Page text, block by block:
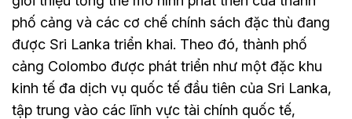
phố cảng và các cơ chế chính sách đặc thù đang
được Sri Lanka triển khai. Theo đó, thành phố
cảng Colombo được phát triển như một đặc khu
kinh tế đa dịch vụ quốc tế đầu tiên của Sri Lanka,
tập trung vào các lĩnh vực tài chính quốc tế,